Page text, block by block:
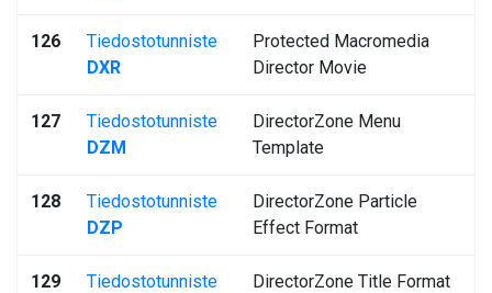
126
Tiedostotunniste
DXR
Protected Macromedia
Director Movie
127
Tiedostotunniste
DZM
DirectorZone Menu
Template
128
Tiedostotunniste
DZP
DirectorZone Particle
Effect Format
129
Tiedostotunniste
DirectorZone Title Format